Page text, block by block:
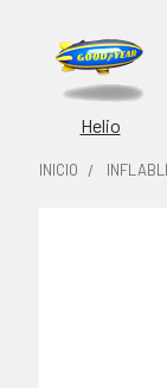
Helio
INICIO